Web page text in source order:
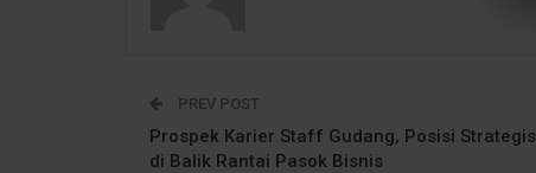
PREV POST
Prospek Karier Staff Gudang, Posisi Strategis
di Balik Rantai Pasok Bisnis